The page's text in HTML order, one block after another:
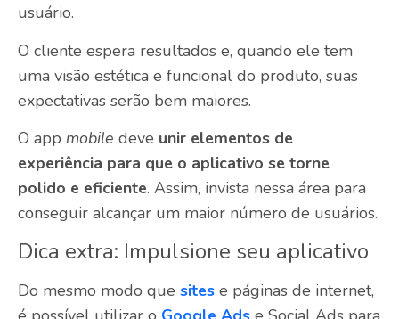
usuário.
O cliente espera resultados e, quando ele tem
uma visão estética e funcional do produto, suas
expectativas serão bem maiores.
O app mobile deve unir elementos de
experiência para que o aplicativo se torne
polido e eficiente. Assim, invista nessa área para
conseguir alcançar um maior número de usuários.
Dica extra: Impulsione seu aplicativo
Do mesmo modo que sites e páginas de internet,